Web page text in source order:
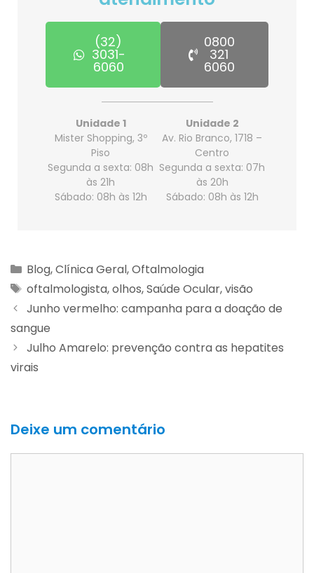
(32)
3031-
6060
0800
321
6060
Unidade 1
Mister Shopping, 3º
Piso
Segunda a sexta: 08h
às 21h
Sábado: 08h às 12h
Unidade 2
Av. Rio Branco, 1718 –
Centro
Segunda a sexta: 07h
às 20h
Sábado: 08h às 12h
Blog,Clínica Geral,Oftalmologia
oftalmologista,olhos,Saúde Ocular,visão
Junho vermelho: campanha para a doação de
sangue
Julho Amarelo: prevenção contra as hepatites
virais
Deixe um comentário